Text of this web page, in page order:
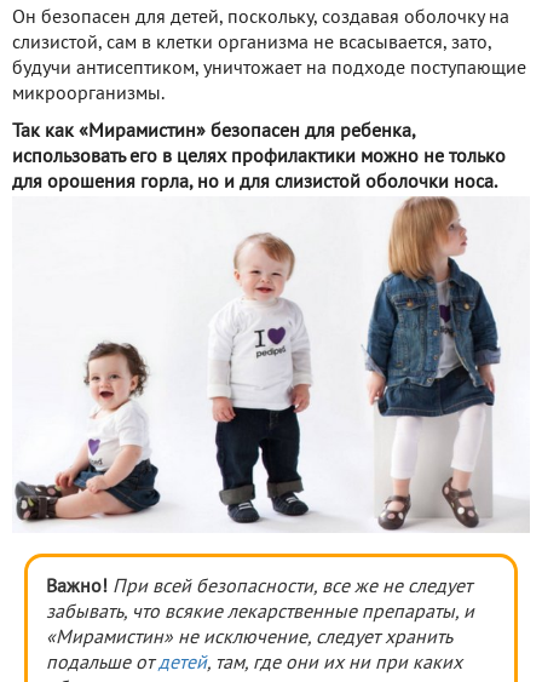
Он безопасен для детей, поскольку, создавая оболочку на
слизистой, сам в клетки организма не всасывается, зато,
будучи антисептиком, уничтожает на подходе поступающие
микроорганизмы.
Так как «Мирамистин» безопасен для ребенка,
использовать его в целях профилактики можно не только
для орошения горла, но и для слизистой оболочки носа.
Важно! При всей безопасности, все же не следует
забывать, что всякие лекарственные препараты, и
«Мирамистин» не исключение, следует хранить
подальше отдетей, там, где они их ни при каких